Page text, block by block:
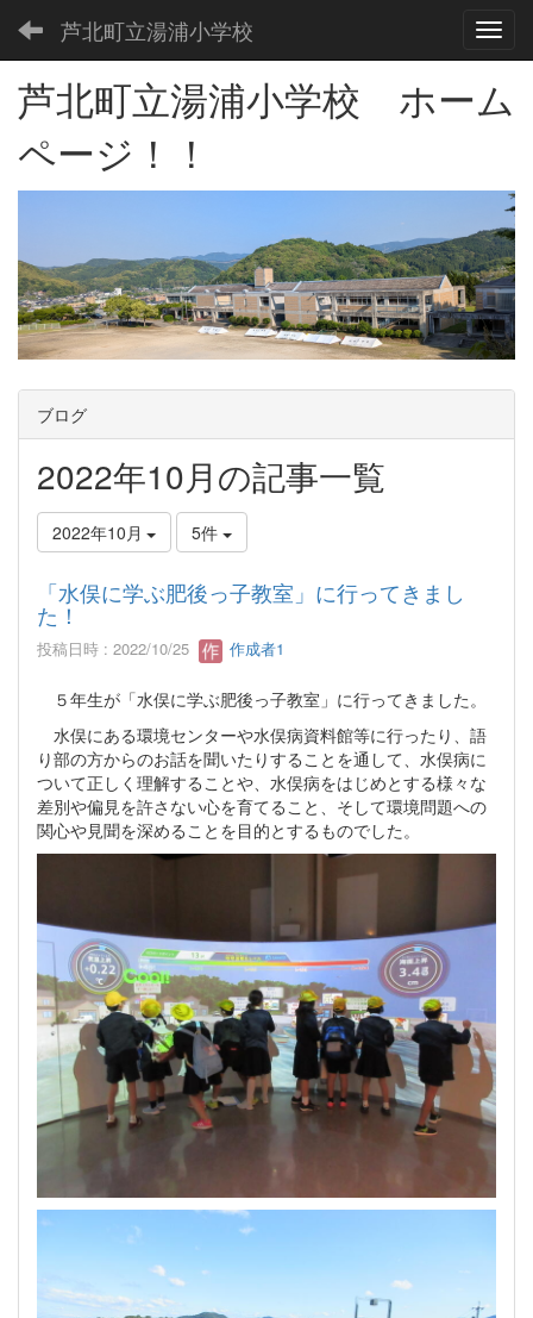
芦北町立湯浦小学校
芦北町立湯浦小学校 ホーム
ページ！！
ブログ
2022年10月の記事一覧
2022年10月 5件
「水俣に学ぶ肥後っ子教室」に行ってきまし
た！
投稿日時 : 2022/10/25 作成者1
５年生が「水俣に学ぶ肥後っ子教室」に行ってきました。
水俣にある環境センターや水俣病資料館等に行ったり、語
り部の方からのお話を聞いたりすることを通して、水俣病に
ついて正しく理解することや、水俣病をはじめとする様々な
差別や偏見を許さない心を育てること、そして環境問題への
関心や見聞を深めることを目的とするものでした。